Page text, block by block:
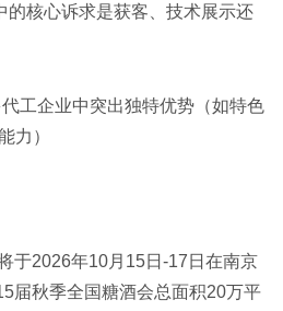
的核心诉求是获客、技术展示还
工企业中突出独特优势（如特色
力）
于2026年10月15日-17日在南京
届秋季全国糖酒会总面积20万平